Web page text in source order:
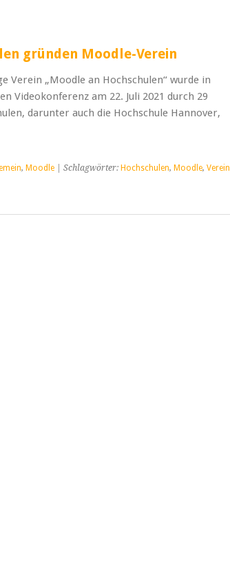
gründen Moodle-Verein
Verein „Moodle an Hochschulen“ wurde in
Videokonferenz am 22. Juli 2021 durch 29
darunter auch die Hochschule Hannover,
, Moodle| Schlagwörter: Hochschulen, Moodle, Verein